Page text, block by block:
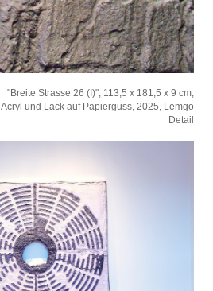
"Breite Strasse 26 (I)", 113,5 x 181,5 x 9 cm,
Acryl und Lack auf Papierguss, 2025, Lemgo
Detail